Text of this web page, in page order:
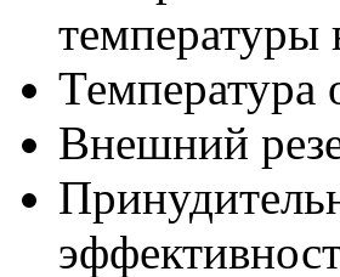
температуры
Внешний